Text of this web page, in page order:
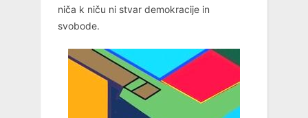
niča k niču ni stvar demokracije in
svobode.